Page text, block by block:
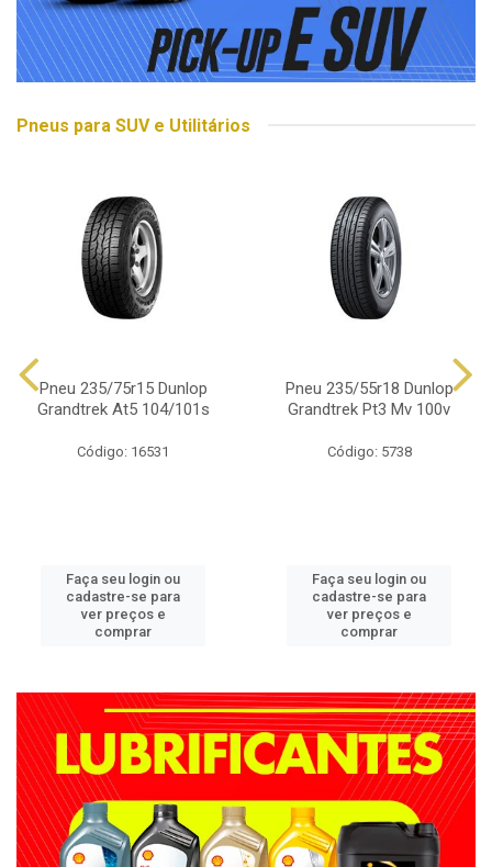
Pneus para SUV e Utilitários
Pneu 235/75r15 Dunlop
Grandtrek At5 104/101s
Código: 16531
Faça seu login ou
cadastre-se para
ver preços e
comprar
Pneu 235/55r18 Dunlop
Grandtrek Pt3 Mv 100v
Código: 5738
Faça seu login ou
cadastre-se para
ver preços e
comprar